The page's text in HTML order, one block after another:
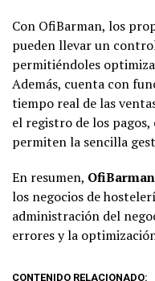
Con OfiBarman, los
pueden llevar un
permitiéndoles
Además, cuenta con
tiempo real de las
el registro de los
permiten la sencilla
En resumen, OfiBarman
los negocios de
administración del
errores y la
CONTENIDO RELACIONADO: